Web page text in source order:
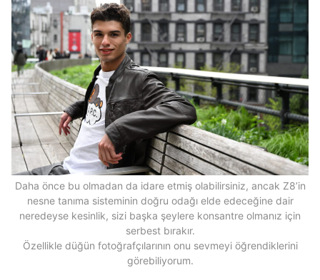
Daha önce bu olmadan da idare etmiş olabilirsiniz, ancak Z8’in
nesne tanıma sisteminin doğru odağı elde edeceğine dair
neredeyse kesinlik, sizi başka şeylere konsantre olmanız için
serbest bırakır.
Özellikle düğün fotoğrafçılarının onu sevmeyi öğrendiklerini
görebiliyorum.